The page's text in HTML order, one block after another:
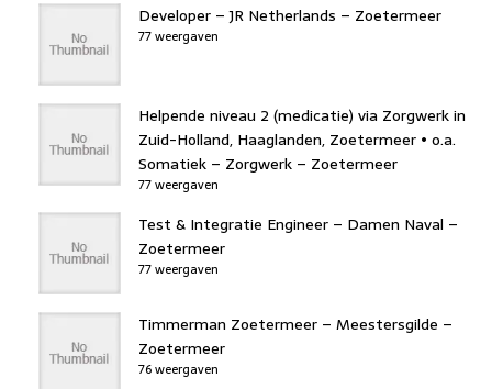
Developer – JR Netherlands – Zoetermeer
77 weergaven
Helpende niveau 2 (medicatie) via Zorgwerk in
Zuid-Holland, Haaglanden, Zoetermeer • o.a.
Somatiek – Zorgwerk – Zoetermeer
77 weergaven
Test & Integratie Engineer – Damen Naval –
Zoetermeer
77 weergaven
Timmerman Zoetermeer – Meestersgilde –
Zoetermeer
76 weergaven